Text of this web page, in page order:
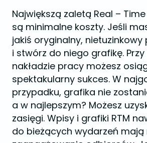
Największą zaletą Real –
są minimalne koszty. Jeśli
jakiś oryginalny, nietuzinkowy
i stwórz do niego grafikę. Przy
nakładzie pracy możesz
spektakularny sukces. W
przypadku, grafika nie
a w najlepszym? Możesz
zasięgi. Wpisy i grafiki RTM
do bieżących wydarzeń mają